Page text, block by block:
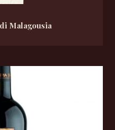
Malagousia